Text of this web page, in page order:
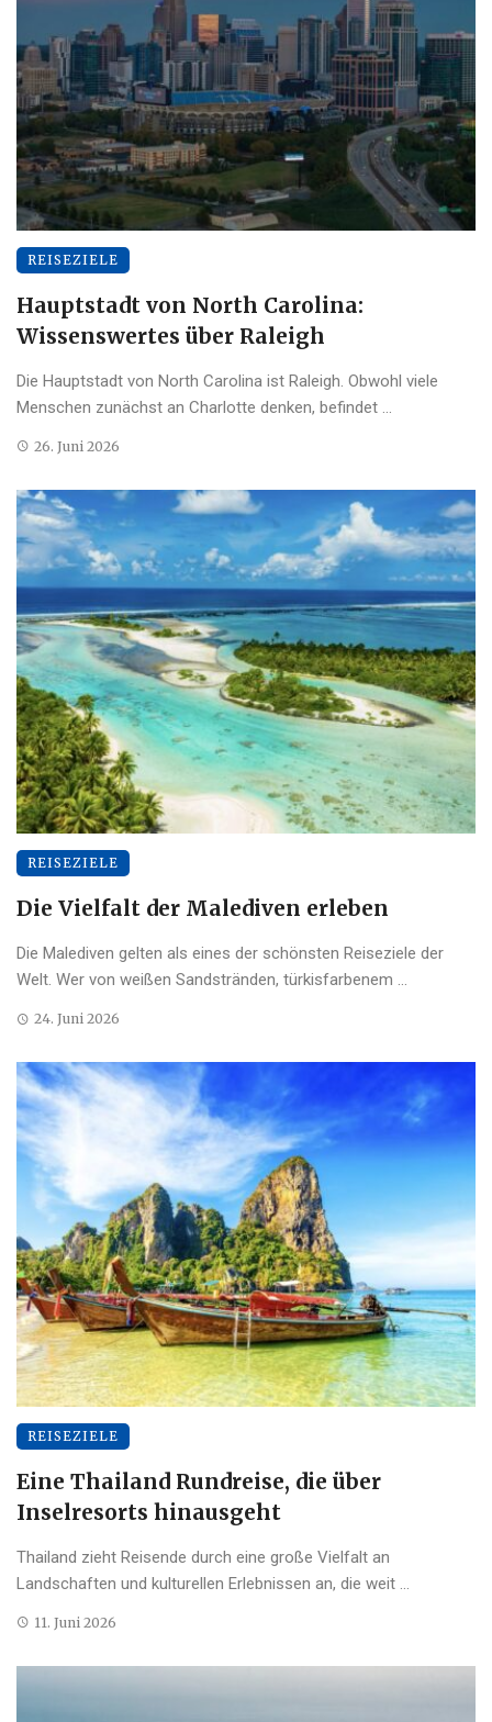
REISEZIELE
Hauptstadt von North Carolina:
Wissenswertes über Raleigh
Die Hauptstadt von North Carolina ist Raleigh. Obwohl viele
Menschen zunächst an Charlotte denken, befindet ...
26. Juni 2026
REISEZIELE
Die Vielfalt der Malediven erleben
Die Malediven gelten als eines der schönsten Reiseziele der
Welt. Wer von weißen Sandstränden, türkisfarbenem ...
24. Juni 2026
REISEZIELE
Eine Thailand Rundreise, die über
Inselresorts hinausgeht
Thailand zieht Reisende durch eine große Vielfalt an
Landschaften und kulturellen Erlebnissen an, die weit ...
11. Juni 2026